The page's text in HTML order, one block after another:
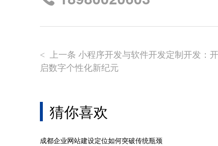
< 上一条 小程序开发与软件开发定制开发：开
启数字个性化新纪元
猜你喜欢
成都企业网站建设定位如何突破传统瓶颈